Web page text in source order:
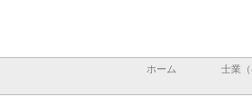
ホーム 士業（